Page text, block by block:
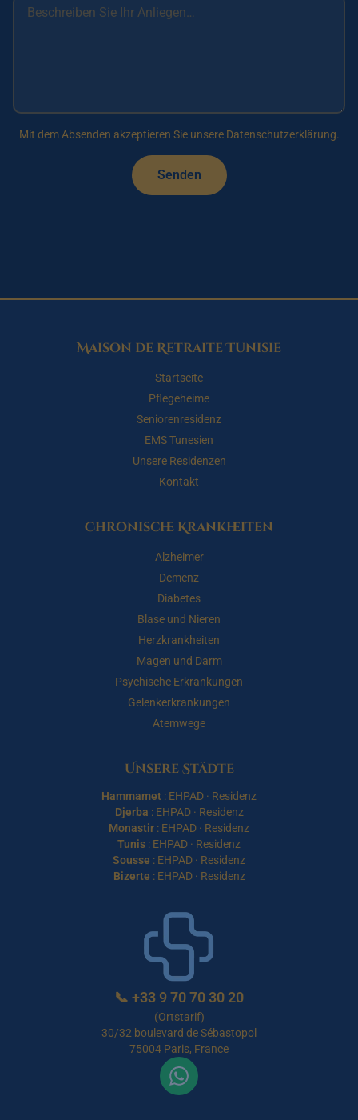
Mit dem Absenden akzeptieren Sie unsere Datenschutzerklärung.
Senden
Maison de Retraite Tunisie
Startseite
Pflegeheime
Seniorenresidenz
EMS Tunesien
Unsere Residenzen
Kontakt
Chronische Krankheiten
Alzheimer
Demenz
Diabetes
Blase und Nieren
Herzkrankheiten
Magen und Darm
Psychische Erkrankungen
Gelenkerkrankungen
Atemwege
Unsere Städte
Hammamet : EHPAD · Residenz
Djerba : EHPAD· Residenz
Monastir : EHPAD · Residenz
Tunis : EHPAD · Residenz
Sousse : EHPAD · Residenz
Bizerte : EHPAD· Residenz
📞 +33 9 70 70 30 20
(Ortstarif)
30/32 boulevard de Sébastopol
75004 Paris, France